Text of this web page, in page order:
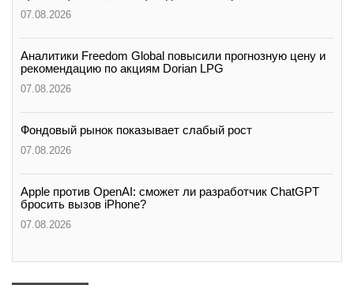
07.08.2026
Аналитики Freedom Global повысили прогнозную цену и
рекомендацию по акциям Dorian LPG
07.08.2026
Фондовый рынок показывает слабый рост
07.08.2026
Apple против OpenAI: сможет ли разработчик ChatGPT
бросить вызов iPhone?
07.08.2026